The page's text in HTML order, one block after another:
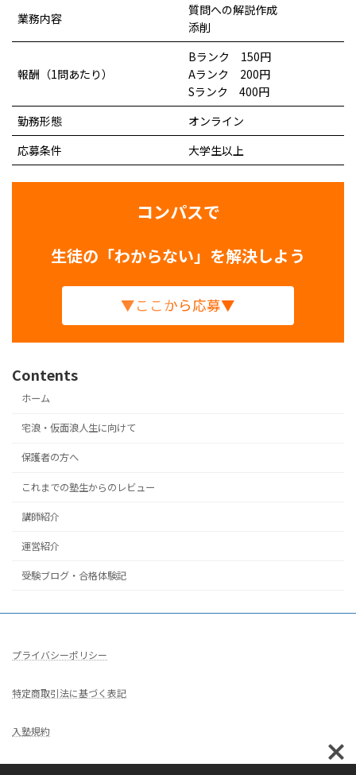
業務内容
質問への解説作成
添削
報酬（1問あたり）
Bランク 150円
Aランク 200円
Sランク 400円
勤務形態
オンライン
応募条件
大学生以上
コンパスで
生徒の「わからない」を解決しよう
▼ここから応募▼
Contents
ホーム
宅浪・仮面浪人生に向けて
保護者の方へ
これまでの塾生からのレビュー
講師紹介
運営紹介
受験ブログ・合格体験記
プライバシーポリシー
特定商取引法に基づく表記
入塾規約